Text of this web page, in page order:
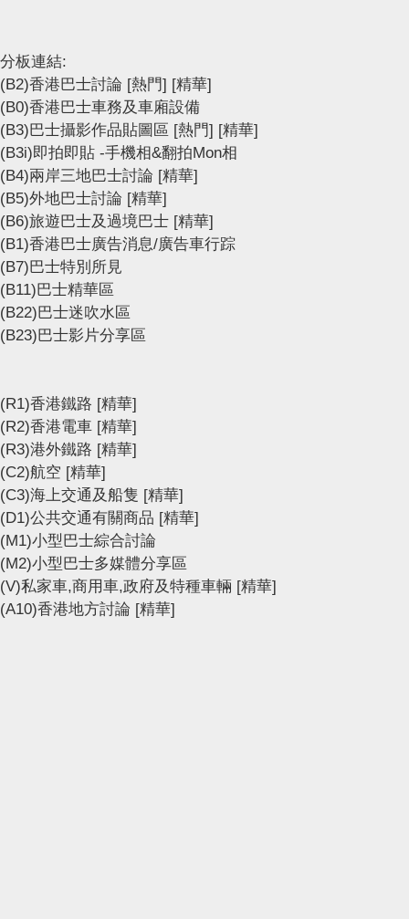
分板連結:
(B2)香港巴士討論 [熱門] [精華]
(B0)香港巴士車務及車廂設備
(B3)巴士攝影作品貼圖區 [熱門] [精華]
(B3i)即拍即貼 -手機相&翻拍Mon相
(B4)兩岸三地巴士討論 [精華]
(B5)外地巴士討論 [精華]
(B6)旅遊巴士及過境巴士 [精華]
(B1)香港巴士廣告消息/廣告車行踪
(B7)巴士特別所見
(B11)巴士精華區
(B22)巴士迷吹水區
(B23)巴士影片分享區
(R1)香港鐵路 [精華]
(R2)香港電車 [精華]
(R3)港外鐵路 [精華]
(C2)航空 [精華]
(C3)海上交通及船隻 [精華]
(D1)公共交通有關商品 [精華]
(M1)小型巴士綜合討論
(M2)小型巴士多媒體分享區
(V)私家車,商用車,政府及特種車輛 [精華]
(A10)香港地方討論 [精華]